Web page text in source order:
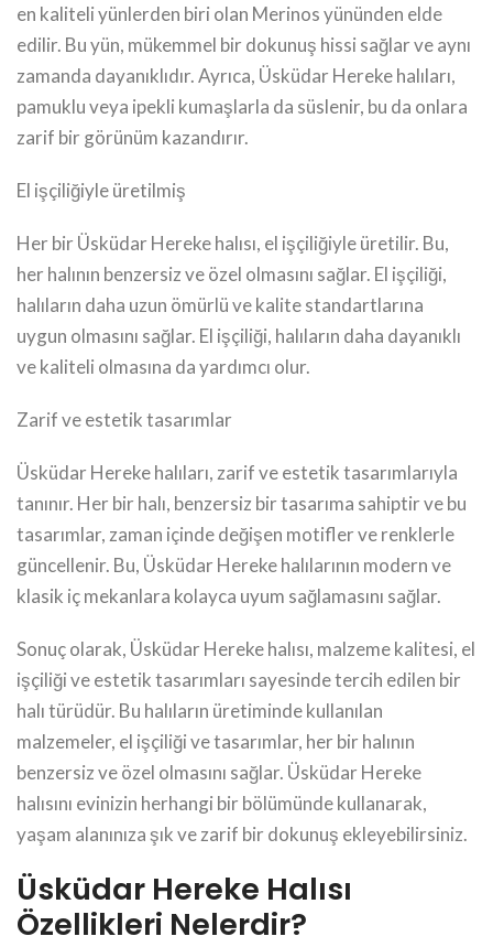
en kaliteli yünlerden biri olan Merinos yününden elde
edilir. Bu yün, mükemmel bir dokunuş hissi sağlar ve aynı
zamanda dayanıklıdır. Ayrıca, Üsküdar Hereke halıları,
pamuklu veya ipekli kumaşlarla da süslenir, bu da onlara
zarif bir görünüm kazandırır.
El işçiliğiyle üretilmiş
Her bir Üsküdar Hereke halısı, el işçiliğiyle üretilir. Bu,
her halının benzersiz ve özel olmasını sağlar. El işçiliği,
halıların daha uzun ömürlü ve kalite standartlarına
uygun olmasını sağlar. El işçiliği, halıların daha dayanıklı
ve kaliteli olmasına da yardımcı olur.
Zarif ve estetik tasarımlar
Üsküdar Hereke halıları, zarif ve estetik tasarımlarıyla
tanınır. Her bir halı, benzersiz bir tasarıma sahiptir ve bu
tasarımlar, zaman içinde değişen motifler ve renklerle
güncellenir. Bu, Üsküdar Hereke halılarının modern ve
klasik iç mekanlara kolayca uyum sağlamasını sağlar.
Sonuç olarak, Üsküdar Hereke halısı, malzeme kalitesi, el
işçiliği ve estetik tasarımları sayesinde tercih edilen bir
halı türüdür. Bu halıların üretiminde kullanılan
malzemeler, el işçiliği ve tasarımlar, her bir halının
benzersiz ve özel olmasını sağlar. Üsküdar Hereke
halısını evinizin herhangi bir bölümünde kullanarak,
yaşam alanınıza şık ve zarif bir dokunuş ekleyebilirsiniz.
Üsküdar Hereke Halısı
Özellikleri Nelerdir?